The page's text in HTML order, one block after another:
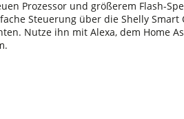
Prozessor und größerem Flash-
Steuerung über die Shelly
Nutze ihn mit Alexa, dem Home